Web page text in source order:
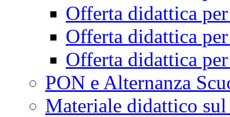
Offerta didattica
Offerta didattica
Offerta didattica
PON e Alternanza
Materiale didattico